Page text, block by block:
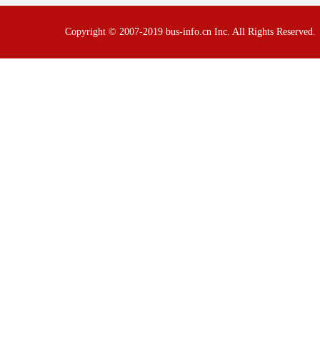
Copyright © 2007-2019 bus-info.cn Inc. All Rights